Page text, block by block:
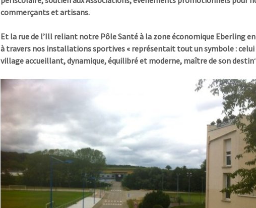
commerçants et artisans.
Et la rue de l’Ill reliant notre Pôle Santé à la zone économique Eberling
à travers nos installations sportives « représentait tout un symbole : celui
village accueillant, dynamique, équilibré et moderne, maître de son destin